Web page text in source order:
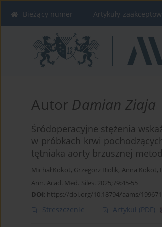
Bieżący numer Artykuły
Autor Damian Ziaja
Śródoperacyjne stężenia
w próbkach krwi
tętniaka aorty brzusznej
Michał Kokot, Grzegorz Biolik, Anna Kokot,
Ann. Acad. Med. Siles. 2025;79:45-55
DOI: https://doi.org/10.18794/aams/199671
Streszczenie Artykuł (PDF)